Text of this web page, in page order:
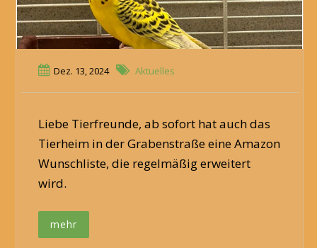
Dez. 13, 2024 Aktuelles
Liebe Tierfreunde, ab sofort hat auch das
Tierheim in der Grabenstraße eine Amazon
Wunschliste, die regelmäßig erweitert
wird.
mehr